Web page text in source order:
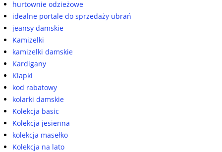
hurtownie odzieżowe
idealne portale do sprzedaży ubrań
jeansy damskie
Kamizelki
kamizelki damskie
Kardigany
Klapki
kod rabatowy
kolarki damskie
Kolekcja basic
Kolekcja jesienna
kolekcja masełko
Kolekcja na lato